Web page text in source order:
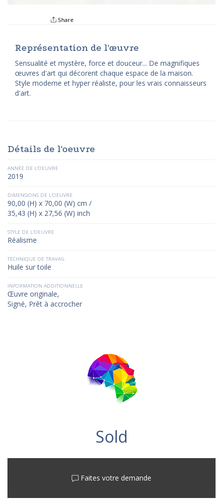
Share
Représentation de l'œuvre
Sensualité et mystère, force et douceur... De magnifiques
œuvres d'art qui décorent chaque espace de la maison.
Style moderne et hyper réaliste, pour les vrais connaisseurs
d'art.
Détails de l'oeuvre
ANNÉE DE L'OEUVRE
2019
DIMENSIONS DE L'OEUVRE
90,00 (H) x 70,00 (W) cm /
35,43 (H) x 27,56 (W) inch
STYLE DE L'OEUVRE
Réalisme
TECHNIQUE DE TRAVAIL
Huile sur toile
INFORMATION ADDITIONNELLE
Œuvre originale,
Signé, Prêt à accrocher
Sold
Faites votre demande